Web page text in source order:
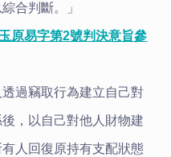
合判斷。」
原易字第2號判決意旨參
透過竊取行為建立自己對
，以自己對他人財物建
人回復原持有支配狀態